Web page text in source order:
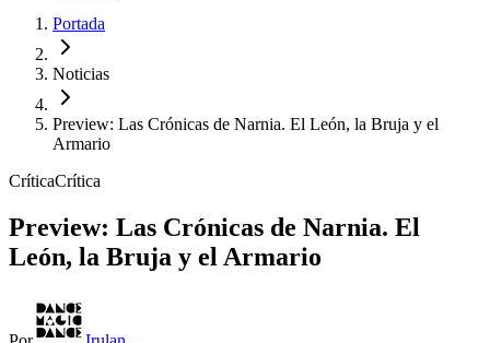
Portada
Noticias
Preview: Las Crónicas de Narnia. El León, la Bruja y el
Armario
CríticaCrítica
Preview: Las Crónicas de Narnia. El
León, la Bruja y el Armario